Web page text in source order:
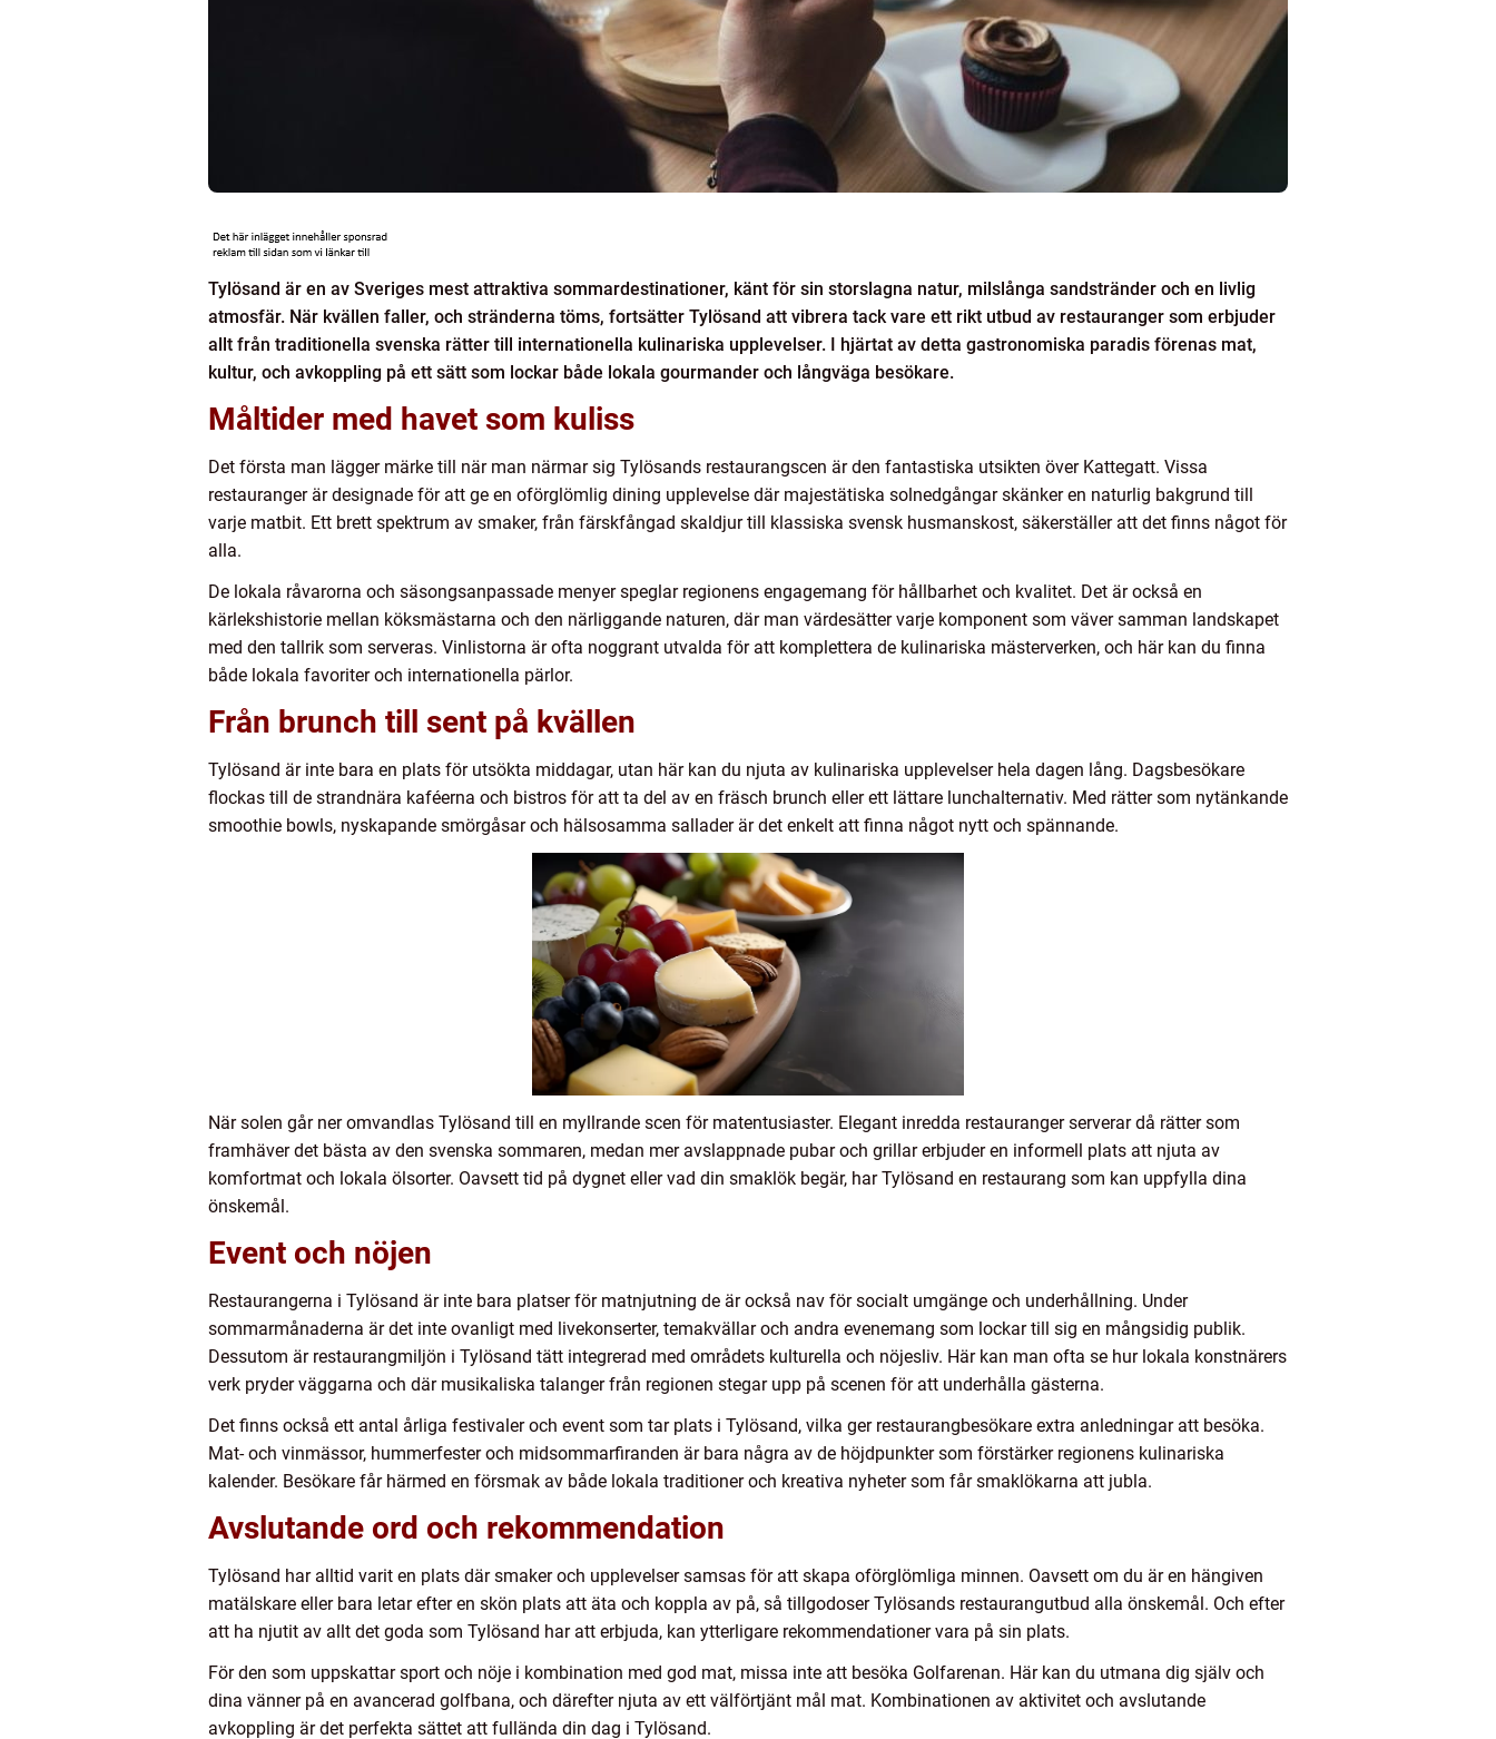
Tylösand är en av Sveriges mest attraktiva sommardestinationer, känt för sin storslagna natur, milslånga sandstränder och en livlig
atmosfär. När kvällen faller, och stränderna töms, fortsätter Tylösand att vibrera tack vare ett rikt utbud av restauranger som erbjuder
allt från traditionella svenska rätter till internationella kulinariska upplevelser. I hjärtat av detta gastronomiska paradis förenas mat,
kultur, och avkoppling på ett sätt som lockar både lokala gourmander och långväga besökare.
Måltider med havet som kuliss
Det första man lägger märke till när man närmar sig Tylösands restaurangscen är den fantastiska utsikten över Kattegatt. Vissa
restauranger är designade för att ge en oförglömlig dining upplevelse där majestätiska solnedgångar skänker en naturlig bakgrund till
varje matbit. Ett brett spektrum av smaker, från färskfångad skaldjur till klassiska svensk husmanskost, säkerställer att det finns något för
alla.
De lokala råvarorna och säsongsanpassade menyer speglar regionens engagemang för hållbarhet och kvalitet. Det är också en
kärlekshistorie mellan köksmästarna och den närliggande naturen, där man värdesätter varje komponent som väver samman landskapet
med den tallrik som serveras. Vinlistorna är ofta noggrant utvalda för att komplettera de kulinariska mästerverken, och här kan du finna
både lokala favoriter och internationella pärlor.
Från brunch till sent på kvällen
Tylösand är inte bara en plats för utsökta middagar, utan här kan du njuta av kulinariska upplevelser hela dagen lång. Dagsbesökare
flockas till de strandnära kaféerna och bistros för att ta del av en fräsch brunch eller ett lättare lunchalternativ. Med rätter som nytänkande
smoothie bowls, nyskapande smörgåsar och hälsosamma sallader är det enkelt att finna något nytt och spännande.
När solen går ner omvandlas Tylösand till en myllrande scen för matentusiaster. Elegant inredda restauranger serverar då rätter som
framhäver det bästa av den svenska sommaren, medan mer avslappnade pubar och grillar erbjuder en informell plats att njuta av
komfortmat och lokala ölsorter. Oavsett tid på dygnet eller vad din smaklök begär, har Tylösand en restaurang som kan uppfylla dina
önskemål.
Event och nöjen
Restaurangerna i Tylösand är inte bara platser för matnjutning de är också nav för socialt umgänge och underhållning. Under
sommarmånaderna är det inte ovanligt med livekonserter, temakvällar och andra evenemang som lockar till sig en mångsidig publik.
Dessutom är restaurangmiljön i Tylösand tätt integrerad med områdets kulturella och nöjesliv. Här kan man ofta se hur lokala konstnärers
verk pryder väggarna och där musikaliska talanger från regionen stegar upp på scenen för att underhålla gästerna.
Det finns också ett antal årliga festivaler och event som tar plats i Tylösand, vilka ger restaurangbesökare extra anledningar att besöka.
Mat- och vinmässor, hummerfester och midsommarfiranden är bara några av de höjdpunkter som förstärker regionens kulinariska
kalender. Besökare får härmed en försmak av både lokala traditioner och kreativa nyheter som får smaklökarna att jubla.
Avslutande ord och rekommendation
Tylösand har alltid varit en plats där smaker och upplevelser samsas för att skapa oförglömliga minnen. Oavsett om du är en hängiven
matälskare eller bara letar efter en skön plats att äta och koppla av på, så tillgodoser Tylösands restaurangutbud alla önskemål. Och efter
att ha njutit av allt det goda som Tylösand har att erbjuda, kan ytterligare rekommendationer vara på sin plats.
För den som uppskattar sport och nöje i kombination med god mat, missa inte att besöka Golfarenan. Här kan du utmana dig själv och
dina vänner på en avancerad golfbana, och därefter njuta av ett välförtjänt mål mat. Kombinationen av aktivitet och avslutande
avkoppling är det perfekta sättet att fullända din dag i Tylösand.